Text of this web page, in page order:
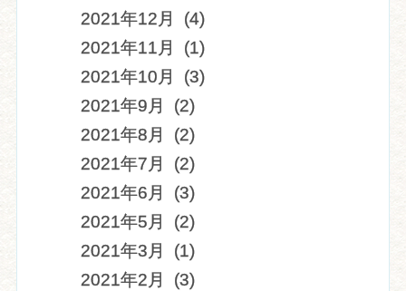
2021年12月 (4)
2021年11月 (1)
2021年10月 (3)
2021年9月 (2)
2021年8月 (2)
2021年7月 (2)
2021年6月 (3)
2021年5月 (2)
2021年3月 (1)
2021年2月 (3)